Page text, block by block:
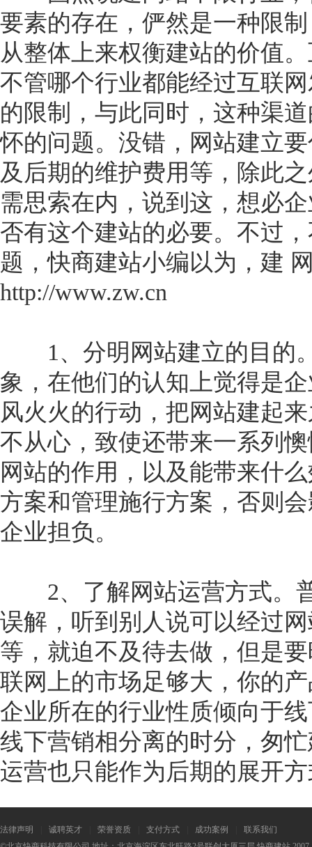
要素的存在，俨然是一种限
从整体上来权衡建站的价值
不管哪个行业都能经过互联
的限制，与此同时，这种渠
怀的问题。没错，网站建立
及后期的维护费用等，除此
需思索在内，说到这，想必
否有这个建站的必要。不过
题，快商建站小编以为，建
http://www.zw.cn
1、分明网站建立的目的
象，在他们的认知上觉得是
风火火的行动，把网站建起
不从心，致使还带来一系列
网站的作用，以及能带来什
方案和管理施行方案，否则
企业担负。
2、了解网站运营方式。
误解，听到别人说可以经过
等，就迫不及待去做，但是
联网上的市场足够大，你的
企业所在的行业性质倾向于
线下营销相分离的时分，匆
运营也只能作为后期的展开
法律声明 诚聘英才 荣誉资质 支付方式 成功案例
联系我们